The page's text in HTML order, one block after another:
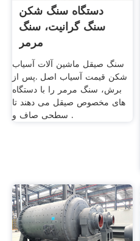
دستگاه سنگ شکن
سنگ گرانیت، سنگ
مرمر
‌سنگ صیقل ماشین آلات آسیاب
شکن قیمت آسیاب اصل .پس از
برش، سنگ مرمر را با دستگاه‏
های مخصوص صیقل می‏ دهند تا
سطحی صاف و .